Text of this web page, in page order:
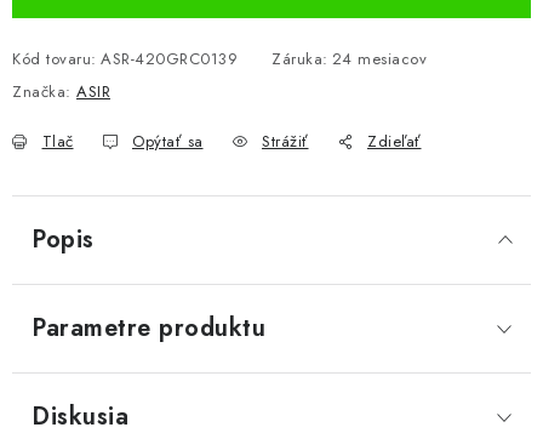
Kód tovaru: ASR-420GRC0139 Záruka: 24 mesiacov
Značka: ASIR
Tlač Opýtať sa Strážiť Zdieľať
Popis
Parametre produktu
Diskusia